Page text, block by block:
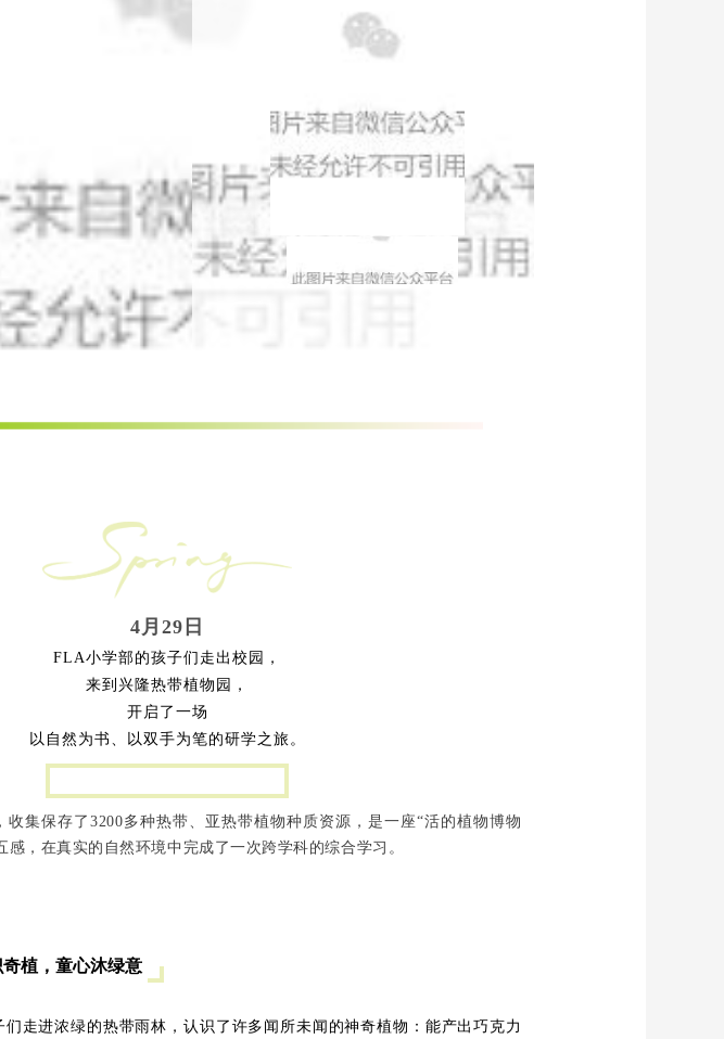
4月29日
FLA小学部的孩子们走出校园，
来到兴隆热带植物园，
开启了一场
以自然为书、以双手为笔的研学之旅。
收集保存了3200多种热带、亚热带植物种质资源，是一座“活的植物博物
感，在真实的自然环境中完成了一次跨学科的综合学习。
植，童心沐绿意
走进浓绿的热带雨林，认识了许多闻所未闻的神奇植物：能产出巧克力